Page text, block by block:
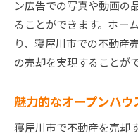
ン広告での写真や動画の
ることができます。ホー
り、寝屋川市での不動産
の売却を実現することが
魅力的なオープンハ
寝屋川市で不動産を売却